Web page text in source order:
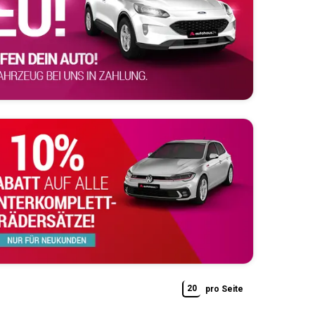
20 pro Seite